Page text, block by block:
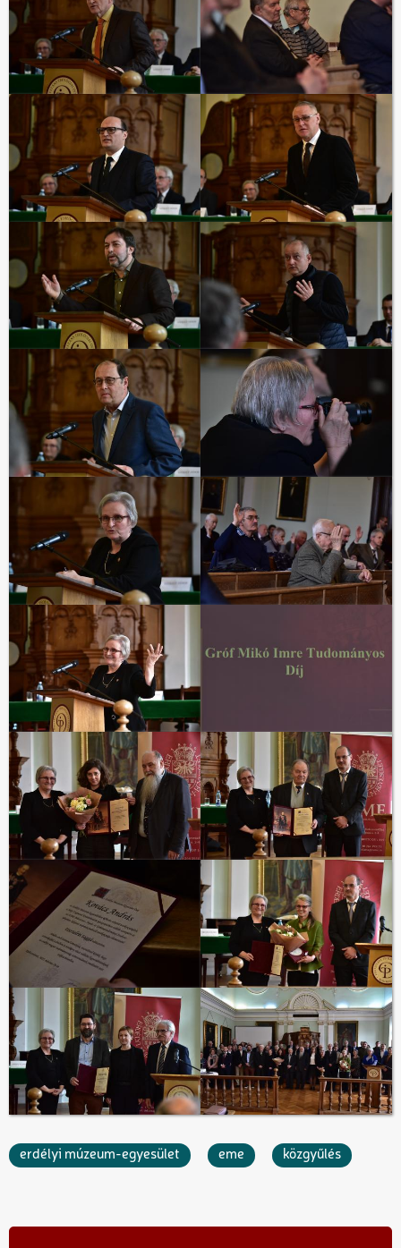
erdélyi múzeum-egyesület eme közgyűlés